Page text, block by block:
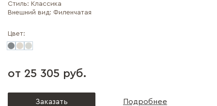
Стиль: Классика
Внешний вид: Филенчатая
Цвет:
от 25 305 руб.
Заказать Подробнее